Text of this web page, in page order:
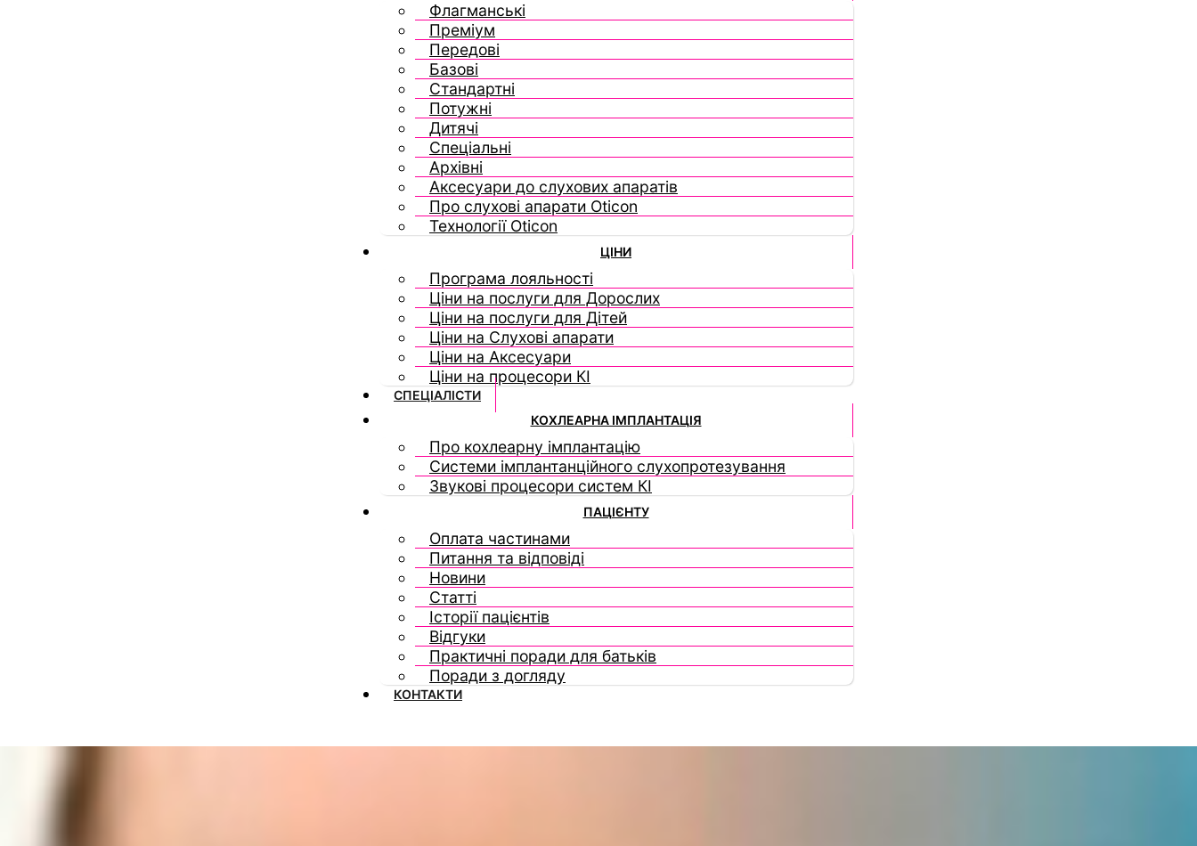
Флагманські
Преміум
Передові
Базові
Стандартні
Потужні
Дитячі
Спеціальні
Архівні
Аксесуари до слухових апаратів
Про слухові апарати Oticon
Технології Oticon
ЦІНИ
Програма лояльності
Ціни на послуги для Дорослих
Ціни на послуги для Дітей
Ціни на Слухові апарати
Ціни на Аксесуари
Ціни на процесори КІ
СПЕЦІАЛІСТИ
КОХЛЕАРНА ІМПЛАНТАЦІЯ
Про кохлеарну імплантацію
Системи імплантанційного слухопротезування
Звукові процесори систем КІ
ПАЦІЄНТУ
Оплата частинами
Питання та відповіді
Новини
Статті
Історії пацієнтів
Відгуки
Практичні поради для батьків
Поради з догляду
КОНТАКТИ